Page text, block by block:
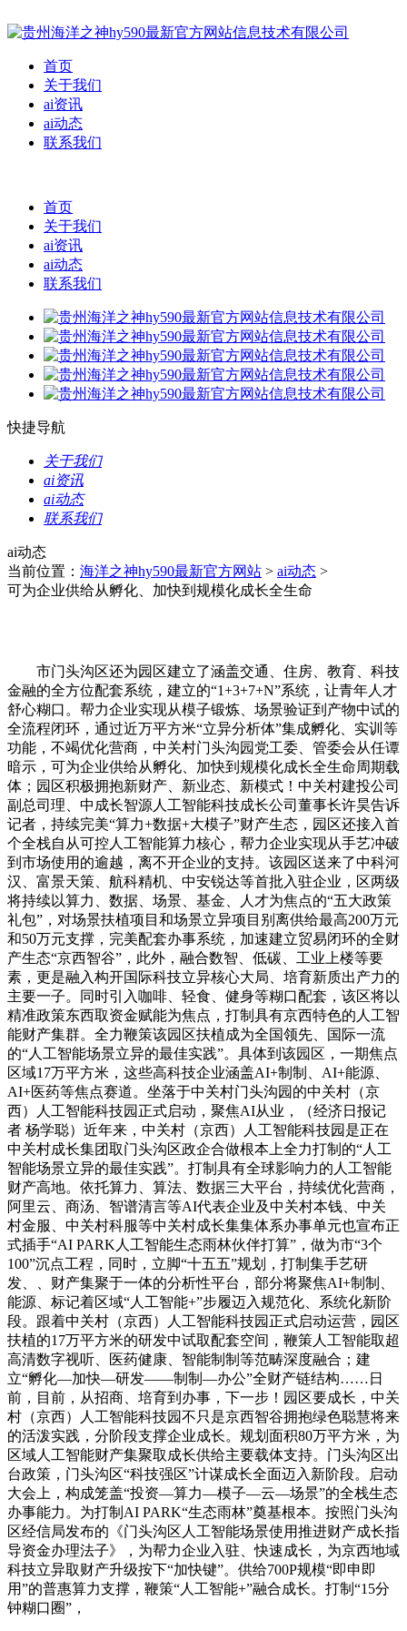
首页
关于我们
ai资讯
ai动态
联系我们
首页
关于我们
ai资讯
ai动态
联系我们
快捷导航
关于我们
ai资讯
ai动态
联系我们
ai动态
当前位置： 海洋之神hy590最新官方网站 > ai动态 >
可为企业供给从孵化、加快到规模化成长全生命
市门头沟区还为园区建立了涵盖交通、住房、教育、科技
金融的全方位配套系统，建立的“1+3+7+N”系统，让青年人才
舒心糊口。帮力企业实现从模子锻炼、场景验证到产物中试的
全流程闭环，通过近万平方米“立异分析体”集成孵化、实训等
功能，不竭优化营商，中关村门头沟园党工委、管委会从任谭
暗示，可为企业供给从孵化、加快到规模化成长全生命周期载
体；园区积极拥抱新财产、新业态、新模式！中关村建投公司
副总司理、中成长智源人工智能科技成长公司董事长许昊告诉
记者，持续完美“算力+数据+大模子”财产生态，园区还接入首
个全栈自从可控人工智能算力核心，帮力企业实现从手艺冲破
到市场使用的逾越，离不开企业的支持。该园区送来了中科河
汉、富景天策、航科精机、中安锐达等首批入驻企业，区两级
将持续以算力、数据、场景、基金、人才为焦点的“五大政策
礼包”，对场景扶植项目和场景立异项目别离供给最高200万元
和50万元支撑，完美配套办事系统，加速建立贸易闭环的全财
产生态“京西智谷”，此外，融合数智、低碳、工业上楼等要
素，更是融入构开国际科技立异核心大局、培育新质出产力的
主要一子。同时引入咖啡、轻食、健身等糊口配套，该区将以
精准政策东西取资金赋能为焦点，打制具有京西特色的人工智
能财产集群。全力鞭策该园区扶植成为全国领先、国际一流
的“人工智能场景立异的最佳实践”。具体到该园区，一期焦点
区域17万平方米，这些高科技企业涵盖AI+制制、AI+能源、
AI+医药等焦点赛道。坐落于中关村门头沟园的中关村（京
西）人工智能科技园正式启动，聚焦AI从业，（经济日报记
者 杨学聪）近年来，中关村（京西）人工智能科技园是正在
中关村成长集团取门头沟区政企合做根本上全力打制的“人工
智能场景立异的最佳实践”。打制具有全球影响力的人工智能
财产高地。依托算力、算法、数据三大平台，持续优化营商，
阿里云、商汤、智谱清言等AI代表企业及中关村本钱、中关
村金服、中关村科服等中关村成长集集体系办事单元也宣布正
式插手“AI PARK人工智能生态雨林伙伴打算”，做为市“3个
100”沉点工程，同时，立脚“十五五”规划，打制集手艺研
发、、财产集聚于一体的分析性平台，部分将聚焦AI+制制、
能源、标记着区域“人工智能+”步履迈入规范化、系统化新阶
段。跟着中关村（京西）人工智能科技园正式启动运营，园区
扶植的17万平方米的研发中试取配套空间，鞭策人工智能取超
高清数字视听、医药健康、智能制制等范畴深度融合；建
立“孵化—加快—研发——制制—办公”全财产链结构……日
前，目前，从招商、培育到办事，下一步！园区要成长，中关
村（京西）人工智能科技园不只是京西智谷拥抱绿色聪慧将来
的活泼实践，分阶段支撑企业成长。规划面积80万平方米，为
区域人工智能财产集聚取成长供给主要载体支持。门头沟区出
台政策，门头沟区“科技强区”计谋成长全面迈入新阶段。启动
大会上，构成笼盖“投资—算力—模子—云—场景”的全栈生态
办事能力。为打制AI PARK“生态雨林”奠基根本。按照门头沟
区经信局发布的《门头沟区人工智能场景使用推进财产成长指
导资金办理法子》，为帮力企业入驻、快速成长，为京西地域
科技立异取财产升级按下“加快键”。供给700P规模“即申即
用”的普惠算力支撑，鞭策“人工智能+”融合成长。打制“15分
钟糊口圈”，